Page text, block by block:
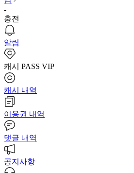
-
충전
알림
캐시 PASS VIP
캐시 내역
이용권 내역
댓글 내역
공지사항